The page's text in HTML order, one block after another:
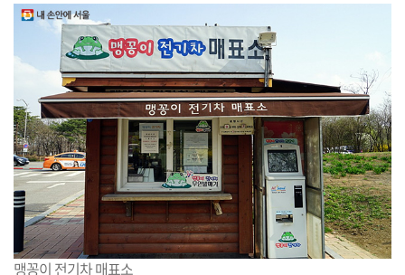
맹꽁이 전기차 매표소